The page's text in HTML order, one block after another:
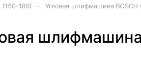
180) Угловая шлифмашина BOSCH